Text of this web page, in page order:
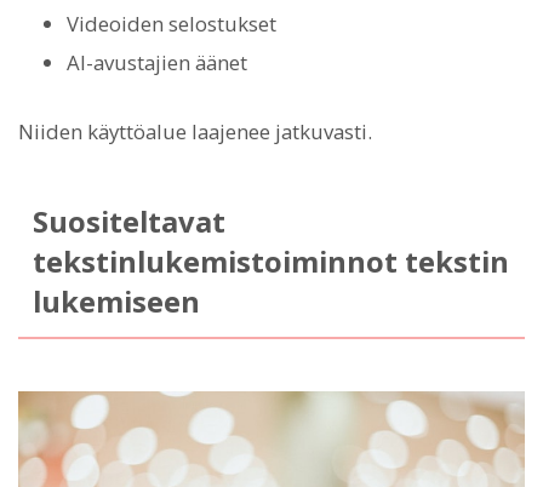
Videoiden selostukset
AI-avustajien äänet
Niiden käyttöalue laajenee jatkuvasti.
Suositeltavat
tekstinlukemistoiminnot tekstin
lukemiseen